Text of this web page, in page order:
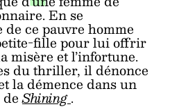
En se
ce pauvre homme
fille pour lui offrir
misère et l’infortune.
du thriller, il dénonce
la démence dans un
deShining.